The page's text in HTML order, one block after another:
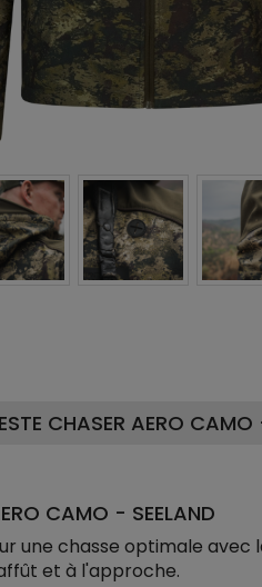
CHASER AERO CAMO
CAMO - SEELAND
une chasse optimale
et à l'approche.